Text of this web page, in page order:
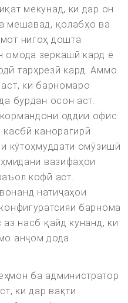
мекунад, ки дар он
мешавад, қолабҳо ва
нигоҳ дошта
омода зеркашӣ кард ё
тарҳрезӣ кард. Аммо
ки барномаро
бурдан осон аст.
оддии офис
канорагирӣ
кӯтоҳмуддати омӯзишӣ
вазифаҳои
кофӣ аст.
натиҷаҳои
барнома
насб қайд кунанд, ки
анҷом дода
ба администратор
ки дар вақти